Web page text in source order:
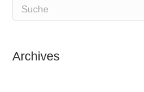
Archives